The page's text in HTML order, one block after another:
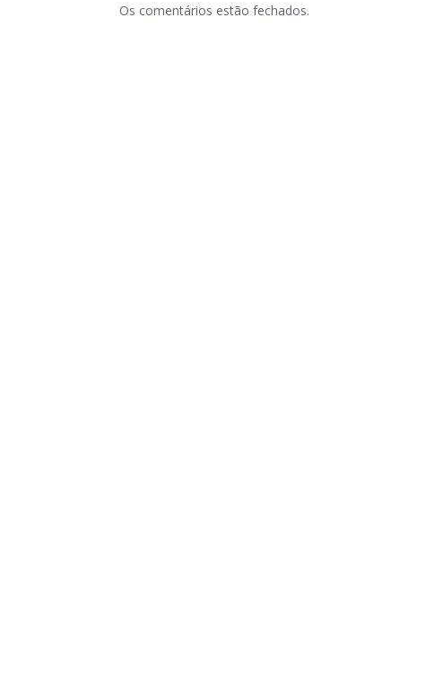
Os comentários estão fechados.